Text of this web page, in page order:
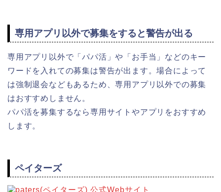
専用アプリ以外で募集をすると警告が出る
専用アプリ以外で「パパ活」や「お手当」などのキー
ワードを入れての募集は警告が出ます。場合によって
は強制退会などもあるため、専用アプリ以外での募集
はおすすめしません。
パパ活を募集するなら専用サイトやアプリをおすすめ
します。
ペイターズ